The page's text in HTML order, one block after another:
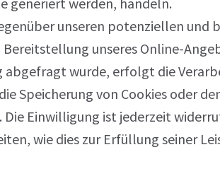
unseren potenziellen und
unseres Online-
abgefragt wurde, erfolgt die
Speicherung von Cookies oder
Die Einwilligung ist jederzeit
wie dies zur Erfüllung seiner